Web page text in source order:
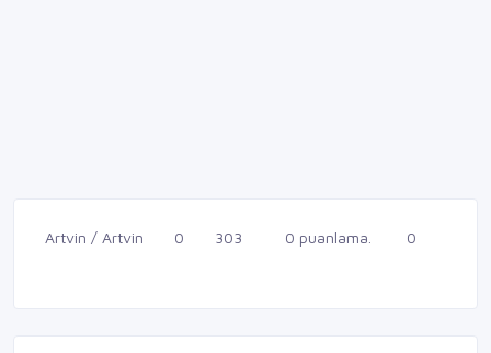
Artvin / Artvin 0 303 0 puanlama. 0